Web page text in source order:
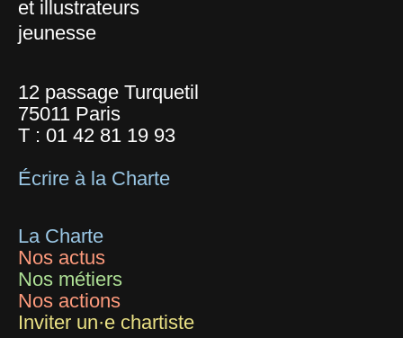
et illustrateurs
jeunesse
12 passage Turquetil
75011 Paris
T : 01 42 81 19 93
Écrire à la Charte
La Charte
Nos actus
Nos métiers
Nos actions
Inviter un·e chartiste